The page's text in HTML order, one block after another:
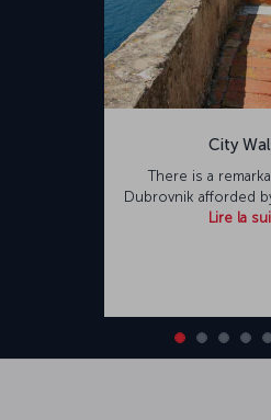
City
There is a
Dubrovnik afforded
Lire la